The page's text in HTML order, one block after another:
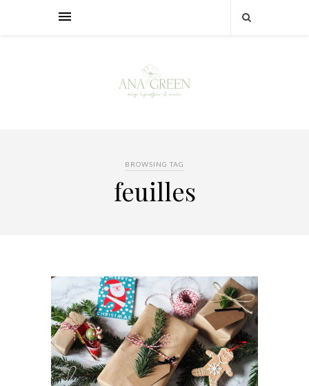
BROWSING TAG
feuilles